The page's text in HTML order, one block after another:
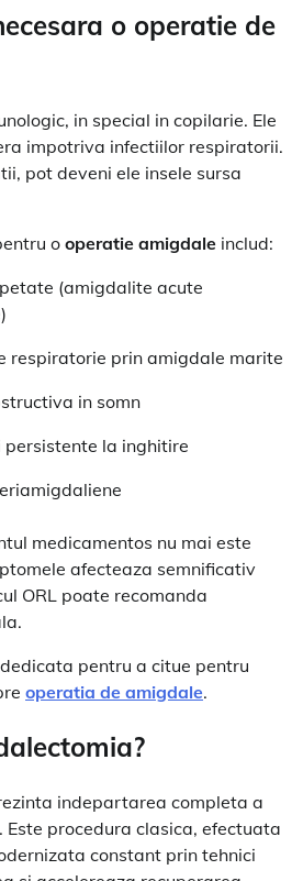
o operatie de
in special in copilarie. Ele
impotriva infectiilor respiratorii.
pot deveni ele insele sursa
o operatie amigdale includ:
(amigdalite acute
respiratorie prin amigdale marite
in somn
la inghitire
medicamentos nu mai este
afecteaza semnificativ
ORL poate recomanda
pentru a citue pentru
operatia de amigdale.
indepartarea completa a
procedura clasica, efectuata
constant prin tehnici